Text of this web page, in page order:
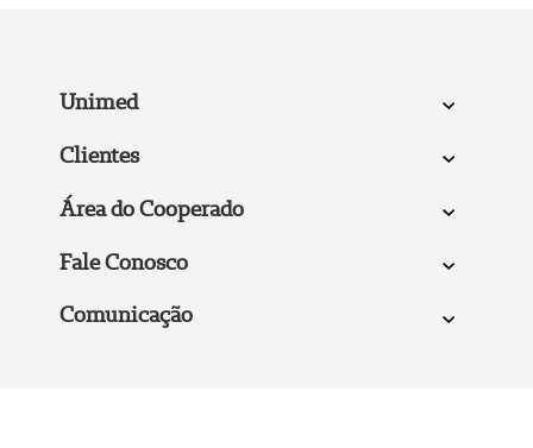
Unimed
Clientes
Área do Cooperado
Fale Conosco
Comunicação